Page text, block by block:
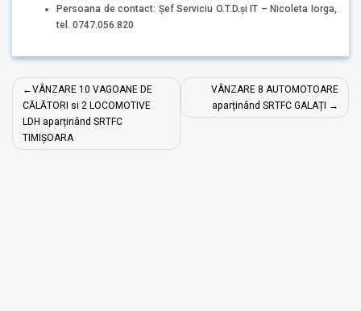
Persoana de contact: Șef Serviciu O.T.D.și IT – Nicoleta Iorga,
tel. 0747.056.820
Navigare
în
articole
VÂNZARE 10 VAGOANE DE
CĂLĂTORI si 2 LOCOMOTIVE
LDH aparținând SRTFC
TIMIȘOARA
VÂNZARE 8 AUTOMOTOARE
aparținând SRTFC GALAȚI